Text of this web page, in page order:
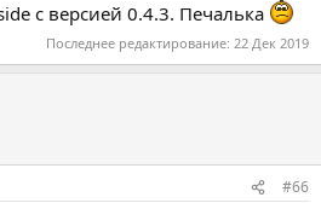
c версией 0.4.3. Печалька
Последнее редактирование: 22 Дек 2019
#66